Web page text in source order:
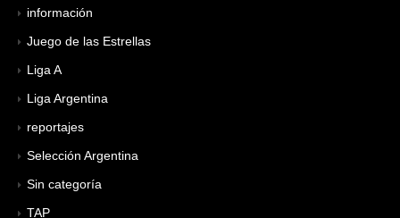
información
Juego de las Estrellas
Liga A
Liga Argentina
reportajes
Selección Argentina
Sin categoría
TAP